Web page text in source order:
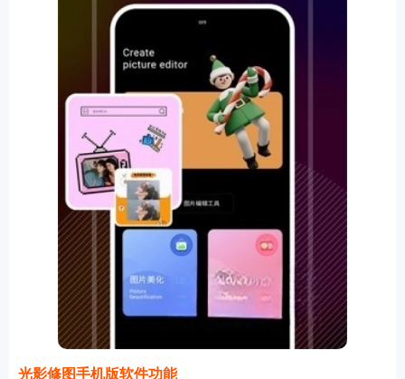
up主自制赛车竞速
益智休闲冒险解谜街机格斗模拟经营音乐游戏
影音播放 游戏辅助摄影美颜办公商务
考试学习 AI软件 生活购物
光影修图手机版软件功能